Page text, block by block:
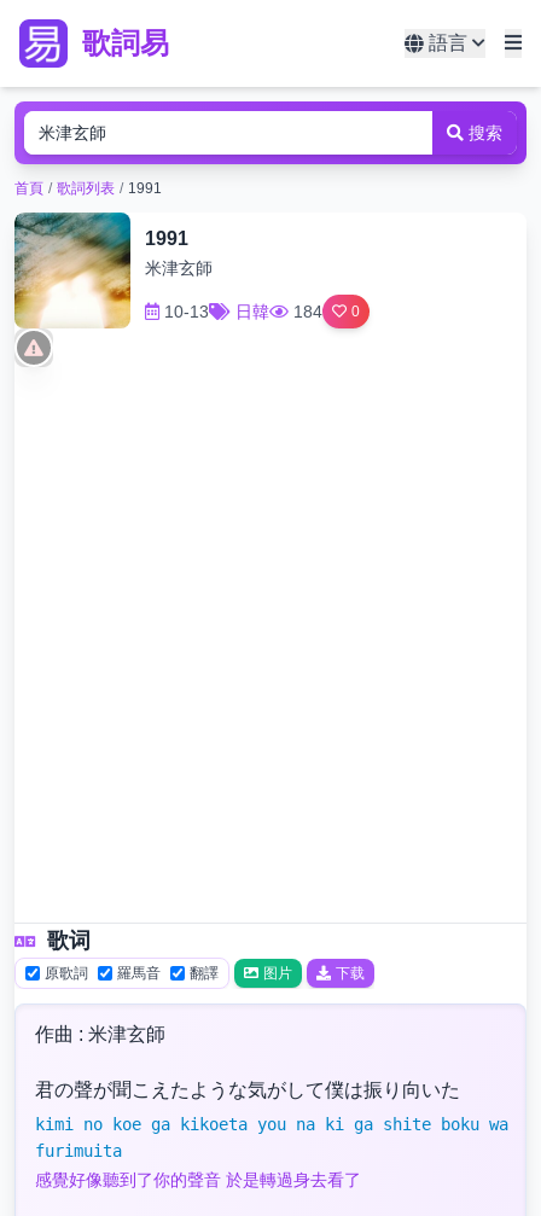
歌詞易 語言
搜索
首頁 / 歌詞列表 / 1991
1991
米津玄師
10-13 日韓 184 0
歌词
原歌詞 羅馬音 翻譯 图片 下载
作曲 : 米津玄師
君の聲が聞こえたような気がして僕は振り向いた
kimi no koe ga kikoeta you na ki ga shite boku wa
furimuita
感覺好像聽到了你的聲音 於是轉過身去看了